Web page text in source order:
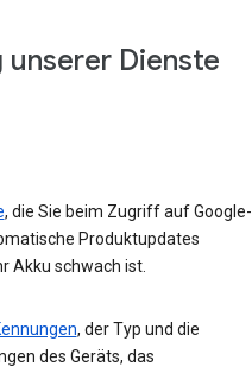
Dienste
, die Sie beim Zugriff auf Google-
Produktupdates
Akku schwach ist.
, der Typ und die
des Geräts, das